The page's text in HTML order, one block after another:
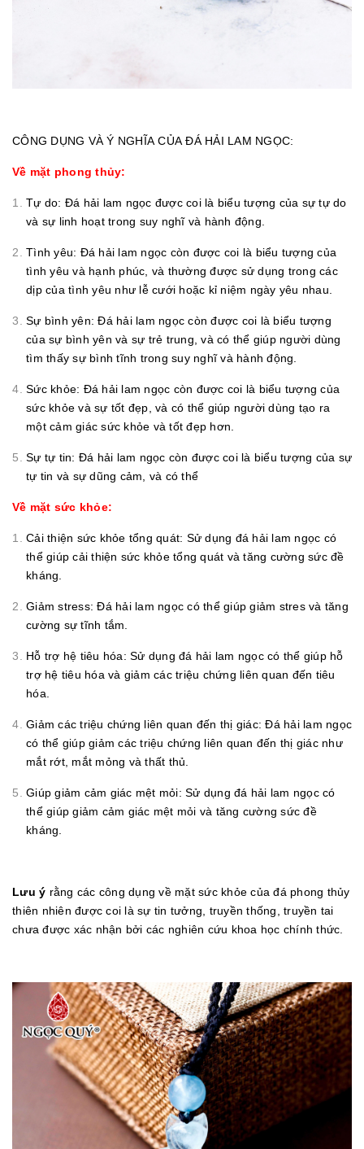
CÔNG DỤNG VÀ Ý NGHĨA CỦA ĐÁ HẢI LAM NGỌC:
Về mặt phong thủy:
Tự do: Đá hải lam ngọc được coi là biểu tượng của sự tự do
và sự linh hoạt trong suy nghĩ và hành động.
Tình yêu: Đá hải lam ngọc còn được coi là biểu tượng của
tình yêu và hạnh phúc, và thường được sử dụng trong các
dịp của tình yêu như lễ cưới hoặc kỉ niệm ngày yêu nhau.
Sự bình yên: Đá hải lam ngọc còn được coi là biểu tượng
của sự bình yên và sự trẻ trung, và có thể giúp người dùng
tìm thấy sự bình tĩnh trong suy nghĩ và hành động.
Sức khỏe: Đá hải lam ngọc còn được coi là biểu tượng của
sức khỏe và sự tốt đẹp, và có thể giúp người dùng tạo ra
một cảm giác sức khỏe và tốt đẹp hơn.
Sự tự tin: Đá hải lam ngọc còn được coi là biểu tượng của sự
tự tin và sự dũng cảm, và có thể
Về mặt sức khỏe:
Cải thiện sức khỏe tổng quát: Sử dụng đá hải lam ngọc có
thể giúp cải thiện sức khỏe tổng quát và tăng cường sức đề
kháng.
Giảm stress: Đá hải lam ngọc có thể giúp giảm stres và tăng
cường sự tĩnh tắm.
Hỗ trợ hệ tiêu hóa: Sử dụng đá hải lam ngọc có thể giúp hỗ
trợ hệ tiêu hóa và giảm các triệu chứng liên quan đến tiêu
hóa.
Giảm các triệu chứng liên quan đến thị giác: Đá hải lam ngọc
có thể giúp giảm các triệu chứng liên quan đến thị giác như
mắt rớt, mắt mỏng và thất thủ.
Giúp giảm cảm giác mệt mỏi: Sử dụng đá hải lam ngọc có
thể giúp giảm cảm giác mệt mỏi và tăng cường sức đề
kháng.
Lưu ý rằng các công dụng về mặt sức khỏe của đá phong thủy
thiên nhiên được coi là sự tin tưởng, truyền thống, truyền tai
chưa được xác nhận bởi các nghiên cứu khoa học chính thức.